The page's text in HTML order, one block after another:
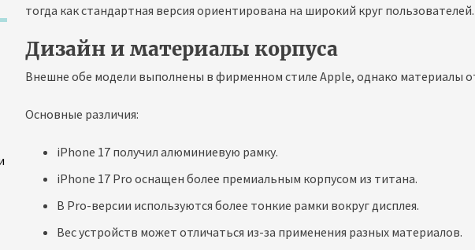
тогда как стандартная версия ориентирована на широкий круг пользователей.
Дизайн и материалы корпуса
Внешне обе модели выполнены в фирменном стиле Apple, однако материалы
Основные различия:
iPhone 17 получил алюминиевую рамку.
iPhone 17 Pro оснащен более премиальным корпусом из титана.
В Pro-версии используются более тонкие рамки вокруг дисплея.
Вес устройств может отличаться из-за применения разных материалов.